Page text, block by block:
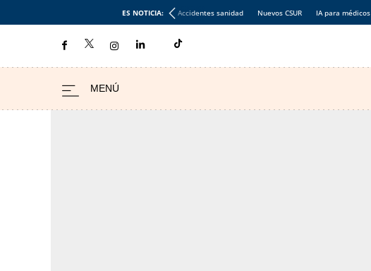
ES NOTICIA: Accidentes sanidad Nuevos CSUR IA para médicos